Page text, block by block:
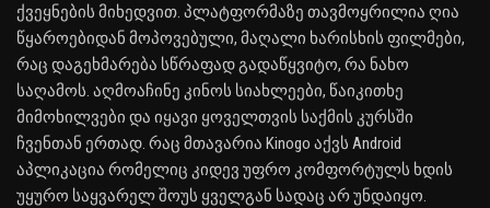
ქვეყნების მიხედვით. პლატფორმაზე თავმოყრილია ღია
წყაროებიდან მოპოვებული, მაღალი ხარისხის ფილმები,
რაც დაგეხმარება სწრაფად გადაწყვიტო, რა ნახო
საღამოს. აღმოაჩინე კინოს სიახლეები, წაიკითხე
მიმოხილვები და იყავი ყოველთვის საქმის კურსში
ჩვენთან ერთად. რაც მთავარია Kinogo აქვს Android
აპლიკაცია რომელიც კიდევ უფრო კომფორტულს ხდის
უყურო საყვარელ შოუს ყველგან სადაც არ უნდაიყო.